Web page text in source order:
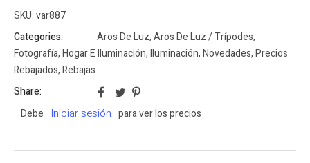
SKU:var887
Categories:
Aros De Luz,Aros De Luz / Trípodes,
Fotografía,Hogar E Iluminación,Iluminación,Novedades,Precios
Rebajados,Rebajas
Share:
Debe
Iniciar sesión para ver los precios